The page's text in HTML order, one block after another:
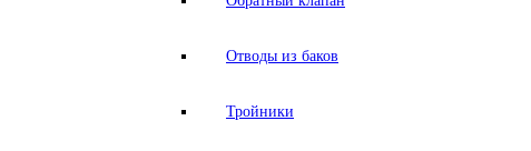
Отводы из баков
Тройники